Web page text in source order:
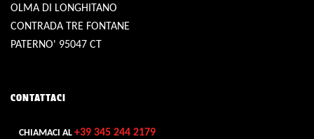
OLMA DI LONGHITANO
CONTRADA TRE FONTANE
PATERNO' 95047 CT
CONTATTACI
CHIAMACI AL+39 345 244 2179